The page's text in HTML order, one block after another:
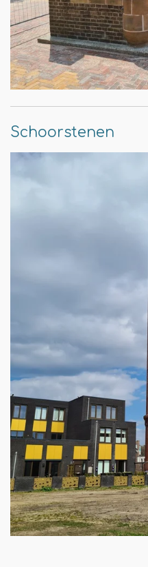
Schoorstenen